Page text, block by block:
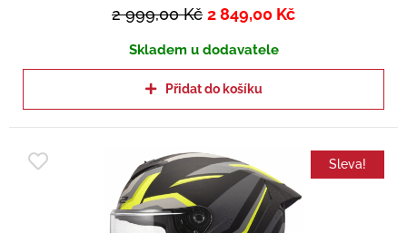
2 999,00Kč 2 849,00 Kč
Skladem u dodavatele
Přidat do košíku
Sleva!